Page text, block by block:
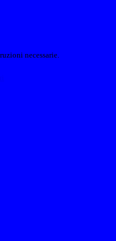
necessarie.